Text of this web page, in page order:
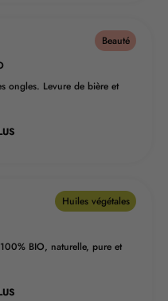
Beauté
ongles. Levure de bière et
Huiles végétales
BIO, naturelle, pure et